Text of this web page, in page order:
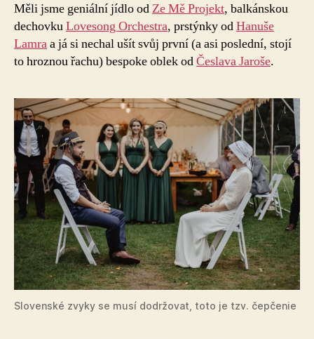
Měli jsme geniální jídlo odZe Mě Projekt, balkánskou
dechovkuLovesong Orchestra, prstýnky odHanuše
Lamraa já si nechal ušít svůj první (a asi poslední, stojí
to hroznou řachu) bespoke oblek odČeslava Jaroše.
Slovenské zvyky se musí dodržovat, toto je tzv. čepčenie